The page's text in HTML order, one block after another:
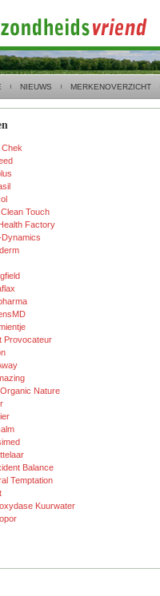
NIEUWS MERKENOVERZICHT
Touch
Factory
Dynamics
Provocateur
Nature
Balance
Temptation
Kuurwater